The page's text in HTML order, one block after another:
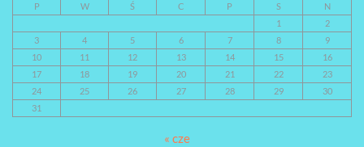
P W Ś C P S
N
1
2
3
4 5 6 7 8
9
10
11 12 13 14 15
16
17
18 19 20 21 22
23
24
25 26 27 28 29
30
31
« cze